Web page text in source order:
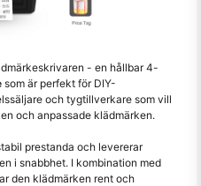
- en hållbar 4-
som är perfekt för DIY-
och tygtillverkare som vill
och anpassade klädmärken.
prestanda och levererar
i snabbhet. I kombination med
den klädmärken rent och